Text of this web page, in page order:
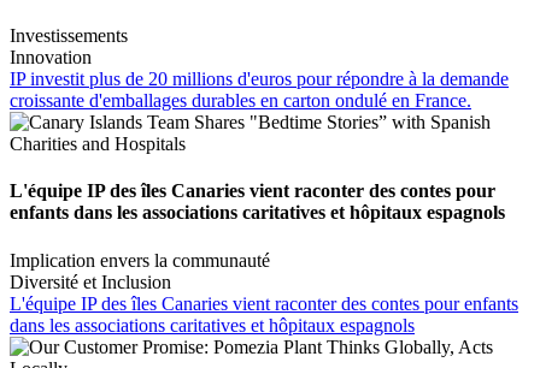
Investissements
Innovation
IP investit plus de 20 millions d'euros pour répondre à la demande
croissante d'emballages durables en carton ondulé en France.
L'équipe IP des îles Canaries vient raconter des contes pour
enfants dans les associations caritatives et hôpitaux espagnols
Implication envers la communauté
Diversité et Inclusion
L'équipe IP des îles Canaries vient raconter des contes pour enfants
dans les associations caritatives et hôpitaux espagnols